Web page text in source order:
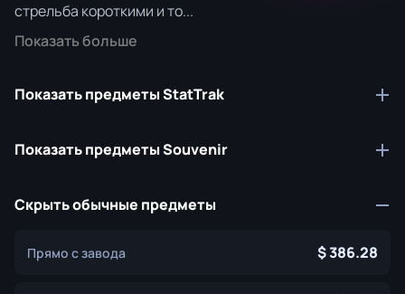
стрельба короткими и то...
Показать больше
Показать предметы StatTrak
Показать предметы Souvenir
Скрыть обычные предметы
Прямо с завода 386.28